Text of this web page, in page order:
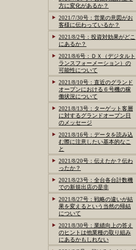
方に変化があるか？
2021/7/30号：営業の意図がお
客様に伝わっているか？
2021/8/2号：投資対効果がどこ
にあるか？
2021/8/6号：ＤＸ（デジタルト
ランスフォーメーション）の
可能性について
2021/8/10号：直近のグランド
オープンにおける６号機の稼
働状況について
2021/8/13号：ターゲット客層
に対するグランドオープン日
のメッセージ
2021/8/16号：データを読み込
む際に注意したい基本的なこ
と
2021/8/20号：伝えたか？伝わ
ったか？
2021/8/23号：全台各台計数機
での新規出店の是非
2021/8/27号：戦略の違いが結
果を変えるという当然の帰結
について
2021/8/30号：業績向上の答え
のヒントは他業種の取り組み
にあるかもしれない